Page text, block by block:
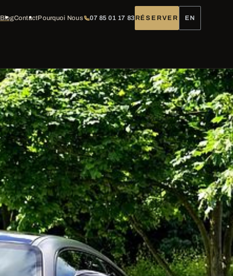
BlogContactPourquoi Nous 07 85 01 17 83 RÉSERVER EN